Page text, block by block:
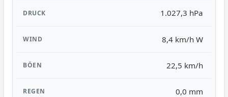
1.027,3 hPa
8,4 km/h W
22,5 km/h
0,0 mm